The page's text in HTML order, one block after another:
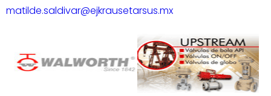
matilde.saldivar@ejkrausetarsus.mx